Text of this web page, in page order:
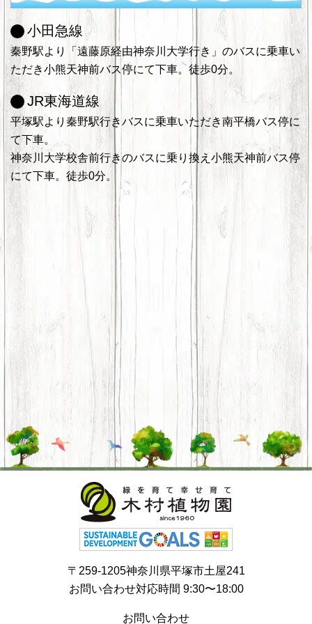
小田急線
秦野駅より「遠藤原経由神奈川大学行き」のバスに乗車い
ただき小熊天神前バス停にて下車。徒歩0分。
JR東海道線
平塚駅より秦野駅行きバスに乗車いただき南平橋バス停に
て下車。
神奈川大学校舎前行きのバスに乗り換え小熊天神前バス停
にて下車。徒歩0分。
〒259-1205神奈川県平塚市土屋241
お問い合わせ対応時間 9:30〜18:00
お問い合わせ